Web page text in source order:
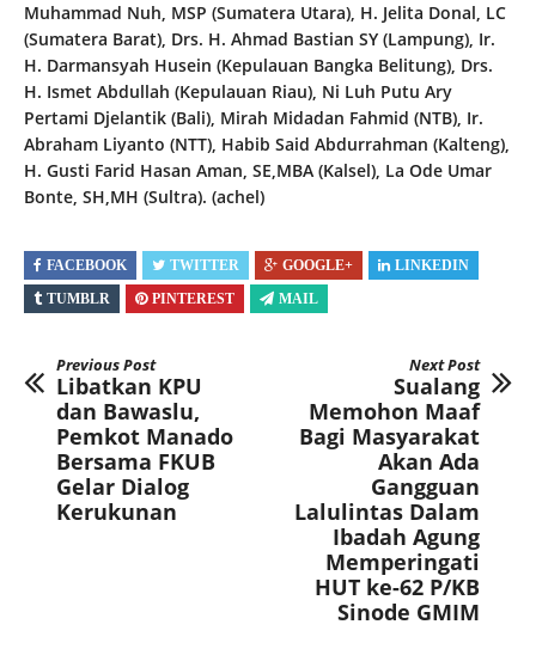
Muhammad Nuh, MSP (Sumatera Utara), H. Jelita Donal, LC
(Sumatera Barat), Drs. H. Ahmad Bastian SY (Lampung), Ir.
H. Darmansyah Husein (Kepulauan Bangka Belitung), Drs.
H. Ismet Abdullah (Kepulauan Riau), Ni Luh Putu Ary
Pertami Djelantik (Bali), Mirah Midadan Fahmid (NTB), Ir.
Abraham Liyanto (NTT), Habib Said Abdurrahman (Kalteng),
H. Gusti Farid Hasan Aman, SE,MBA (Kalsel), La Ode Umar
Bonte, SH,MH (Sultra). (achel)
FACEBOOK TWITTER GOOGLE+
LINKEDIN
TUMBLR
PINTEREST MAIL
Previous Post
Libatkan KPU
dan Bawaslu,
Pemkot Manado
Bersama FKUB
Gelar Dialog
Kerukunan
Next Post
Sualang
Memohon Maaf
Bagi Masyarakat
Akan Ada
Gangguan
Lalulintas Dalam
Ibadah Agung
Memperingati
HUT ke-62 P/KB
Sinode GMIM